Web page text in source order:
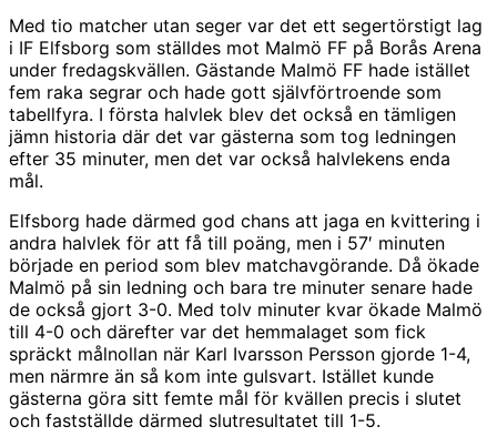
Med tio matcher utan seger var det ett segertörstigt lag
i IF Elfsborg som ställdes mot Malmö FF på Borås Arena
under fredagskvällen. Gästande Malmö FF hade istället
fem raka segrar och hade gott självförtroende som
tabellfyra. I första halvlek blev det också en tämligen
jämn historia där det var gästerna som tog ledningen
efter 35 minuter, men det var också halvlekens enda
mål.
Elfsborg hade därmed god chans att jaga en kvittering i
andra halvlek för att få till poäng, men i 57′ minuten
började en period som blev matchavgörande. Då ökade
Malmö på sin ledning och bara tre minuter senare hade
de också gjort 3-0. Med tolv minuter kvar ökade Malmö
till 4-0 och därefter var det hemmalaget som fick
spräckt målnollan när Karl Ivarsson Persson gjorde 1-4,
men närmre än så kom inte gulsvart. Istället kunde
gästerna göra sitt femte mål för kvällen precis i slutet
och fastställde därmed slutresultatet till 1-5.